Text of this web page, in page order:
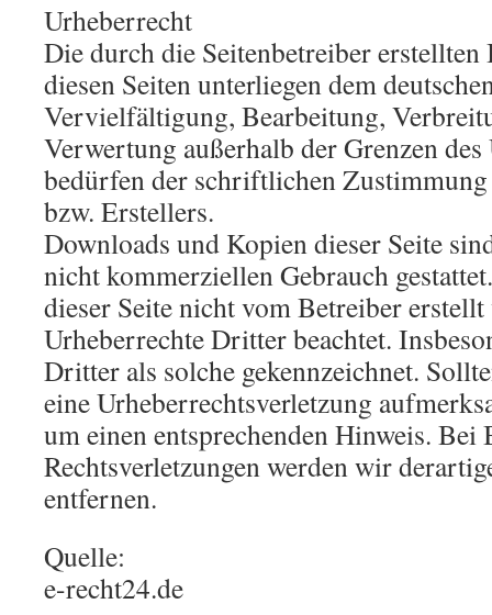
Urheberrecht
Die durch die Seitenbetreiber
diesen Seiten unterliegen dem
Vervielfältigung, Bearbeitung,
Verwertung außerhalb der Grenzen
bedürfen der schriftlichen
bzw. Erstellers.
Downloads und Kopien dieser Seite
nicht kommerziellen Gebrauch
dieser Seite nicht vom Betreiber
Urheberrechte Dritter beachtet.
Dritter als solche gekennzeichnet.
eine Urheberrechtsverletzung
um einen entsprechenden Hinweis. Bei
Rechtsverletzungen werden wir
entfernen.
Quelle:
e-recht24.de